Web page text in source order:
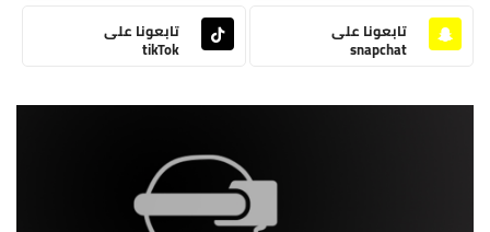
تابعونا على
snapchat
تابعونا على
tikTok